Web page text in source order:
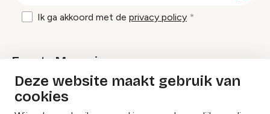
Deze website maakt gebruik van
cookies
Ik ga akkoord met de privacy policy
Events Magazine
Ik ontvang graag Events Magazine